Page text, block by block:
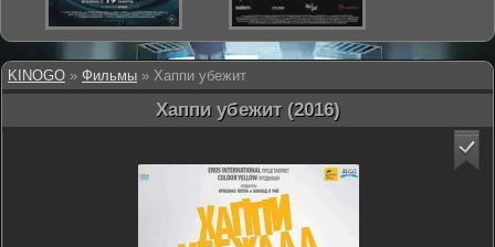
KINOGO » Фильмы » Хаппи убежит
Хаппи убежит (2016)